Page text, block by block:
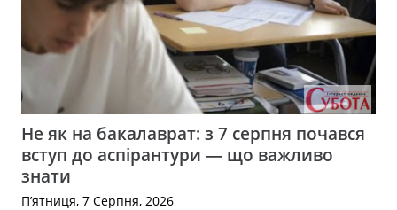
Не як на бакалаврат: з 7 серпня почався
вступ до аспірантури — що важливо
знати
П’ятниця, 7 Серпня, 2026